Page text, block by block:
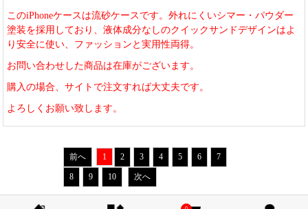
このiPhoneケースは流砂ケースです。外れにくいシマー・パウダー
塗装を採用しており、液体成分なしのクイックサンドデザインはよ
り安全に使い、ファッションと実用性両得。
お問い合わせした商品は在庫がございます。
購入の場合、サイトで注文すれば大丈夫です。
よろしくお願い致します。
前へ 1 2 3 4 5 6 7
8 9 10 次へ